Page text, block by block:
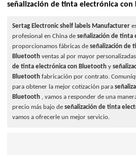
señalización de tinta electrónica con
Sertag Electronic shelf labels Manufacturer
profesional en China deseñalización de
proporcionamos fábricas deseñalización de
Bluetooth ventas al por mayor
de tinta electrónica con Bluetooth y
Bluetooth fabricación por contrato.
para obtener la mejor cotización para
Bluetooth , vamos a responder de una
precio más bajo deseñalización de tinta
vamos a ofrecerle un mejor servicio.